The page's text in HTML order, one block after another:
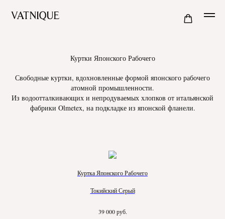
Куртки Японского Рабочего
Свободные куртки, вдохновленные формой японского рабочего
атомной промышленности.
Из водоотталкивающих и непродуваемых хлопков от итальянской
фабрики Olmetex, на подкладке из японской фланели.
Куртка Японского Рабочего
Токийский Серый
39 000 руб.